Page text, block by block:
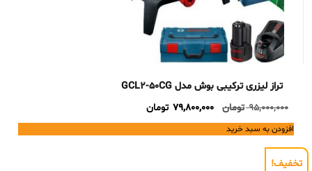
تراز لیزری ترکیبی بوش مدل GCL2-50CG
95,000,000 تومان
Original
price
was:
79,800,000 تومانCurrent
price
is:
افزودن به سبد خرید
تخفیف!